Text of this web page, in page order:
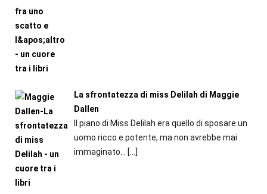
La sfrontatezza di miss Delilah di Maggie
Dallen
Il piano di Miss Delilah era quello di sposare un
uomo ricco e potente, ma non avrebbe mai
immaginato... […]